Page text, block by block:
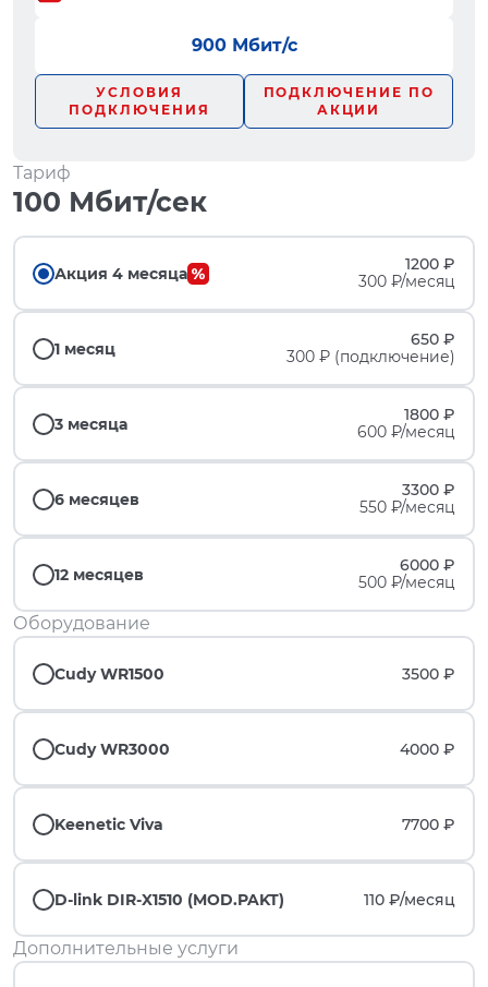
900 Мбит/с
УСЛОВИЯ
ПОДКЛЮЧЕНИЯ
ПОДКЛЮЧЕНИЕ ПО
АКЦИИ
Тариф
100 Мбит/сек
Акция 4 месяца
1200 ₽
300 ₽/месяц
1 месяц
650 ₽
300 ₽ (подключение)
3 месяца
1800 ₽
600 ₽/месяц
6 месяцев
3300 ₽
550 ₽/месяц
12 месяцев
6000 ₽
500 ₽/месяц
Оборудование
Cudy WR1500 3500 ₽
Cudy WR3000 4000 ₽
Keenetic Viva 7700 ₽
D-link DIR-X1510 (MOD.PAKT) 110 ₽/месяц
Дополнительные услуги